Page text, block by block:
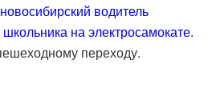
новосибирский водитель
на электросамокате.
переходу.